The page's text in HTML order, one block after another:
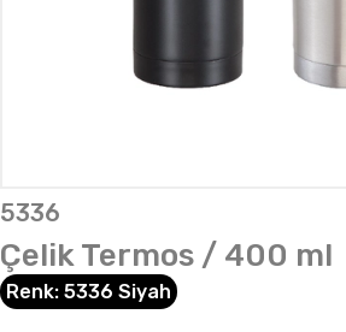
5336
Çelik Termos / 400 ml
Renk: 5336 Siyah